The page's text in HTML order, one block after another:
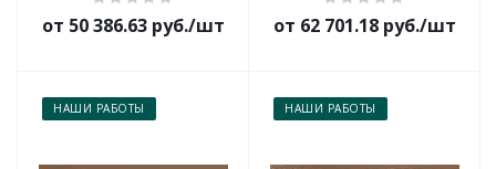
от 50 386.63 руб./шт от 62 701.18 руб./шт
НАШИ РАБОТЫ НАШИ РАБОТЫ